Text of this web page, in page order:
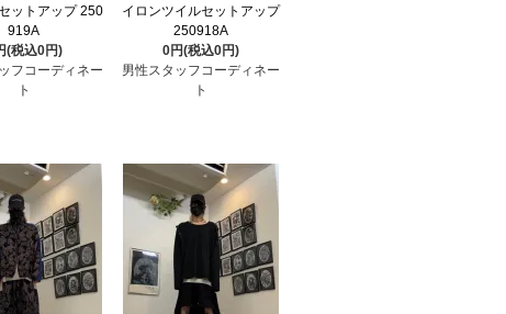
ットアップ 250
919A
(税込0円)
フコーディネー
ト
イロンツイルセットアップ
250918A
0円(税込0円)
男性スタッフコーディネー
ト